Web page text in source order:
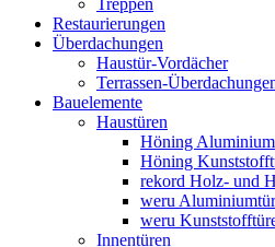
Treppen
Restaurierungen
Überdachungen
Haustür-Vordächer
Terrassen-
Bauelemente
Haustüren
Höning
Höning
rekord Holz- und
weru
weru
Innentüren